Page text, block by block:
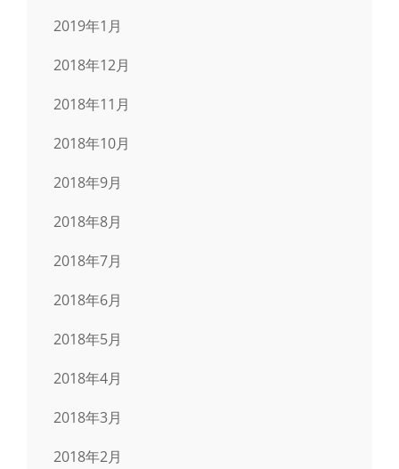
2019年1月
2018年12月
2018年11月
2018年10月
2018年9月
2018年8月
2018年7月
2018年6月
2018年5月
2018年4月
2018年3月
2018年2月